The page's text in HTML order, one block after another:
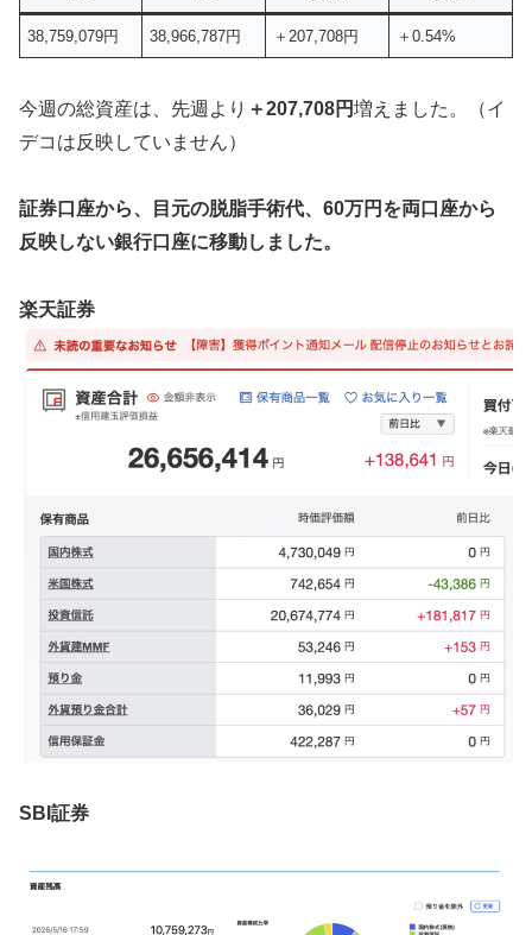
38,759,079円 38,966,787円 ＋207,708円 ＋0.54%
今週の総資産は、先週より ＋207,708円増えました。（イ
デコは反映していません）
証券口座から、目元の脱脂手術代、60万円を両口座から
反映しない銀行口座に移動しました。
楽天証券
SBI証券